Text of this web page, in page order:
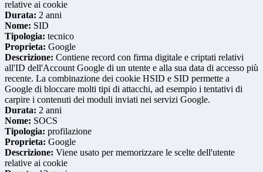
relative ai cookie
Durata: 2 anni
Nome: SID
Tipologia: tecnico
Proprieta: Google
Descrizione: Contiene record con firma digitale e criptati relativi
all'ID dell'Account Google di un utente e alla sua data di accesso più
recente. La combinazione dei cookie HSID e SID permette a
Google di bloccare molti tipi di attacchi, ad esempio i tentativi di
carpire i contenuti dei moduli inviati nei servizi Google.
Durata: 2 anni
Nome: SOCS
Tipologia: profilazione
Proprieta: Google
Descrizione: Viene usato per memorizzare le scelte dell'utente
relative ai cookie